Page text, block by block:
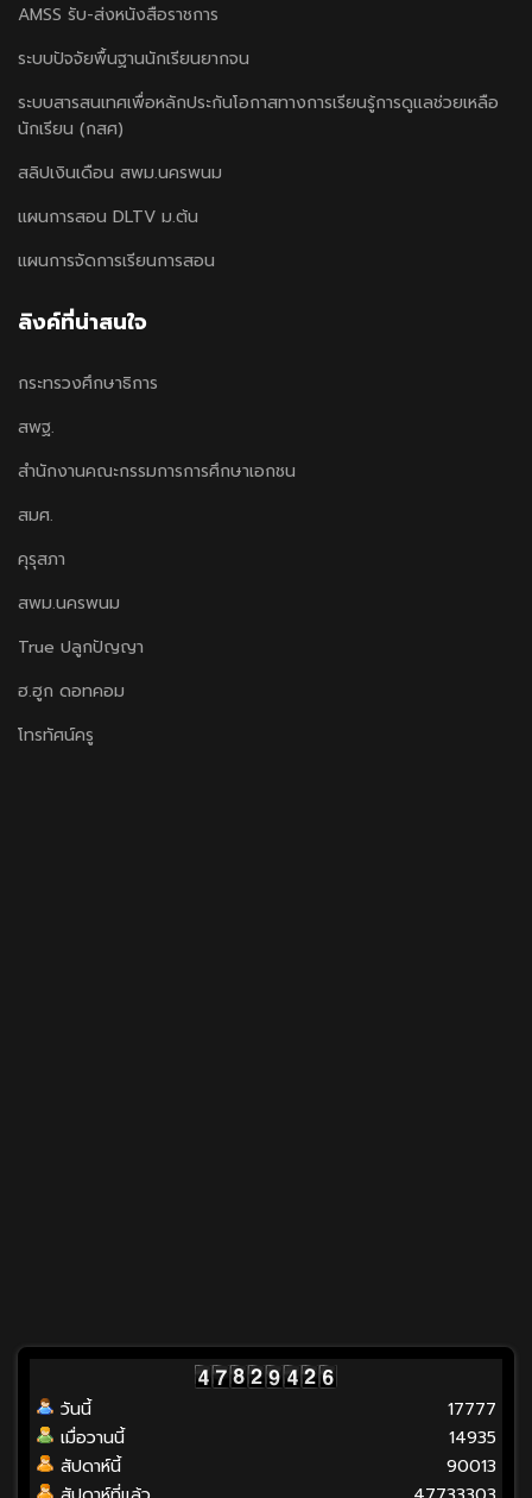
AMSS รับ-ส่งหนังสือราชการ
ระบบปัจจัยพื้นฐานนักเรียนยากจน
ระบบสารสนเทศเพื่อหลักประกันโอกาสทางการเรียนรู้การดูแลช่วยเหลือ
นักเรียน (กสศ)
สลิปเงินเดือน สพม.นครพนม
แผนการสอน DLTV ม.ต้น
แผนการจัดการเรียนการสอน
ลิงค์ที่น่าสนใจ
กระทรวงศึกษาธิการ
สพฐ.
สำนักงานคณะกรรมการการศึกษาเอกชน
สมศ.
คุรุสภา
สพม.นครพนม
True ปลูกปัญญา
ฮ.ฮูก ดอทคอม
โทรทัศน์ครู
วันนี้
เมื่อวานนี้
สัปดาห์นี้
17777
14935
90013